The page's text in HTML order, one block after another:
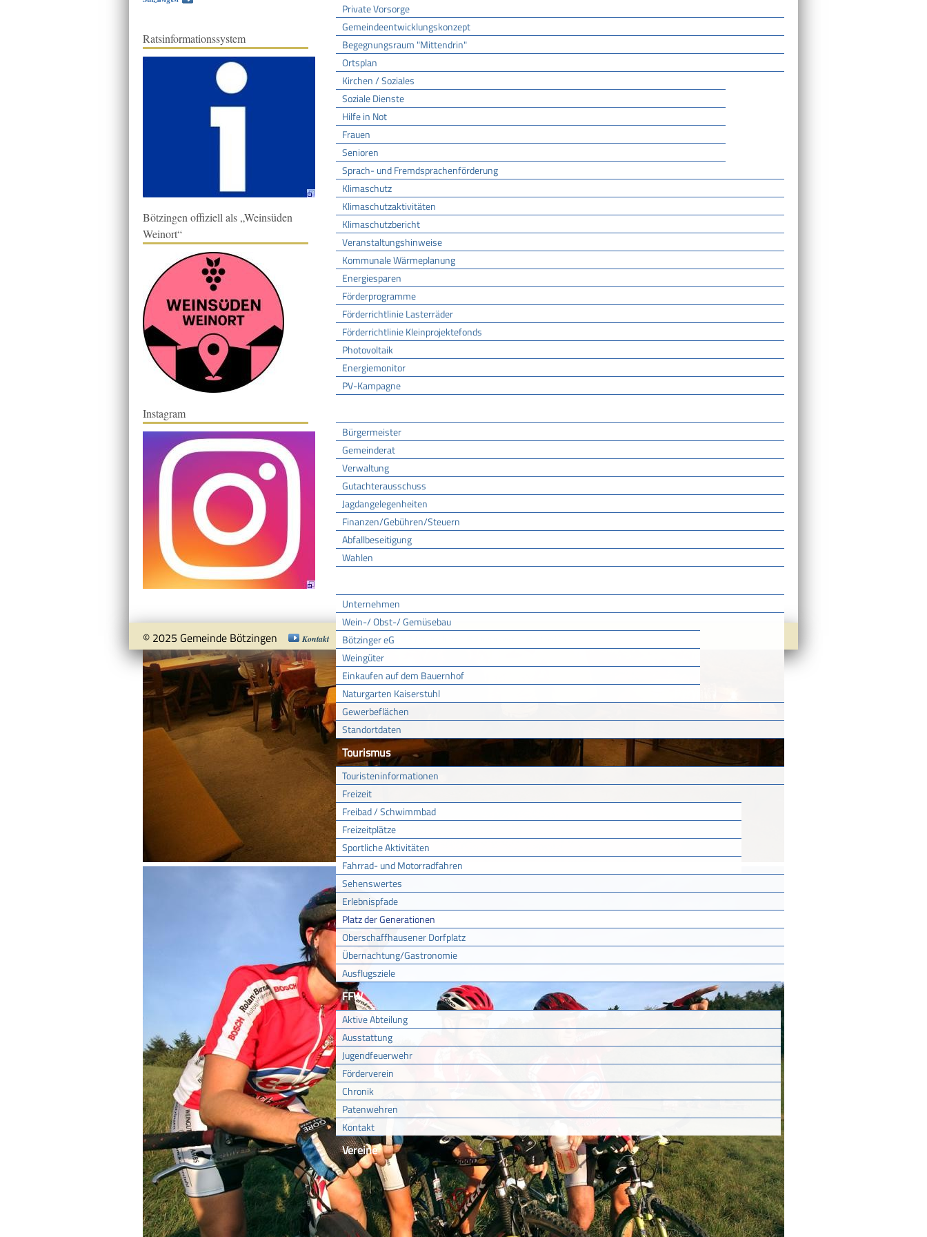
Private Vorsorge
Gemeindeentwicklungskonzept
Begegnungsraum "Mittendrin"
Ortsplan
Kirchen / Soziales
Soziale Dienste
Hilfe in Not
Frauen
Senioren
Sprach- und Fremdsprachenförderung
Klimaschutz
Klimaschutzaktivitäten
Klimaschutzbericht
Veranstaltungshinweise
Kommunale Wärmeplanung
Energiesparen
Förderprogramme
Förderrichtlinie Lasterräder
Förderrichtlinie Kleinprojektefonds
Photovoltaik
Energiemonitor
PV-Kampagne
Bürgermeister
Gemeinderat
Verwaltung
Gutachterausschuss
Jagdangelegenheiten
Finanzen/Gebühren/Steuern
Abfallbeseitigung
Wahlen
Unternehmen
Wein-/ Obst-/ Gemüsebau
Bötzinger eG
Weingüter
Einkaufen auf dem Bauernhof
Naturgarten Kaiserstuhl
Gewerbeflächen
Standortdaten
Tourismus
Touristeninformationen
Freizeit
Freibad / Schwimmbad
Freizeitplätze
Sportliche Aktivitäten
Fahrrad- und Motorradfahren
Sehenswertes
Erlebnispfade
Platz der Generationen
Oberschaffhausener Dorfplatz
Übernachtung/Gastronomie
Ausflugsziele
FFW
Aktive Abteilung
Ausstattung
Jugendfeuerwehr
Förderverein
Chronik
Patenwehren
Kontakt
Vereine
Ratsinformationssystem
Bötzingen offiziell als „Weinsüden
Weinort“
Instagram
© 2025 Gemeinde Bötzingen Kontakt Impressum